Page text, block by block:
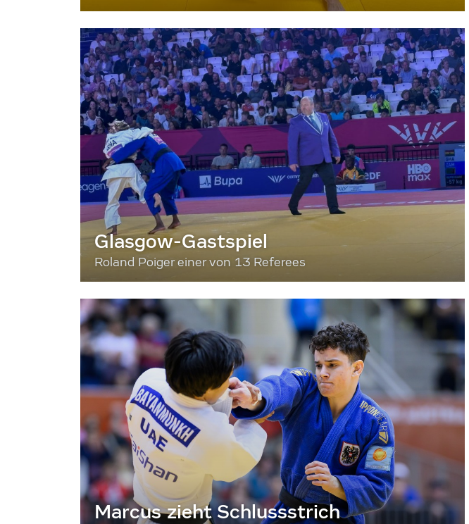
Glasgow-Gastspiel
Roland Poiger einer von 13 Referees
Marcus zieht Schlussstrich